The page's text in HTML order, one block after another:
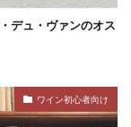
デュ・ヴァンのオス
ワイン初心者向け